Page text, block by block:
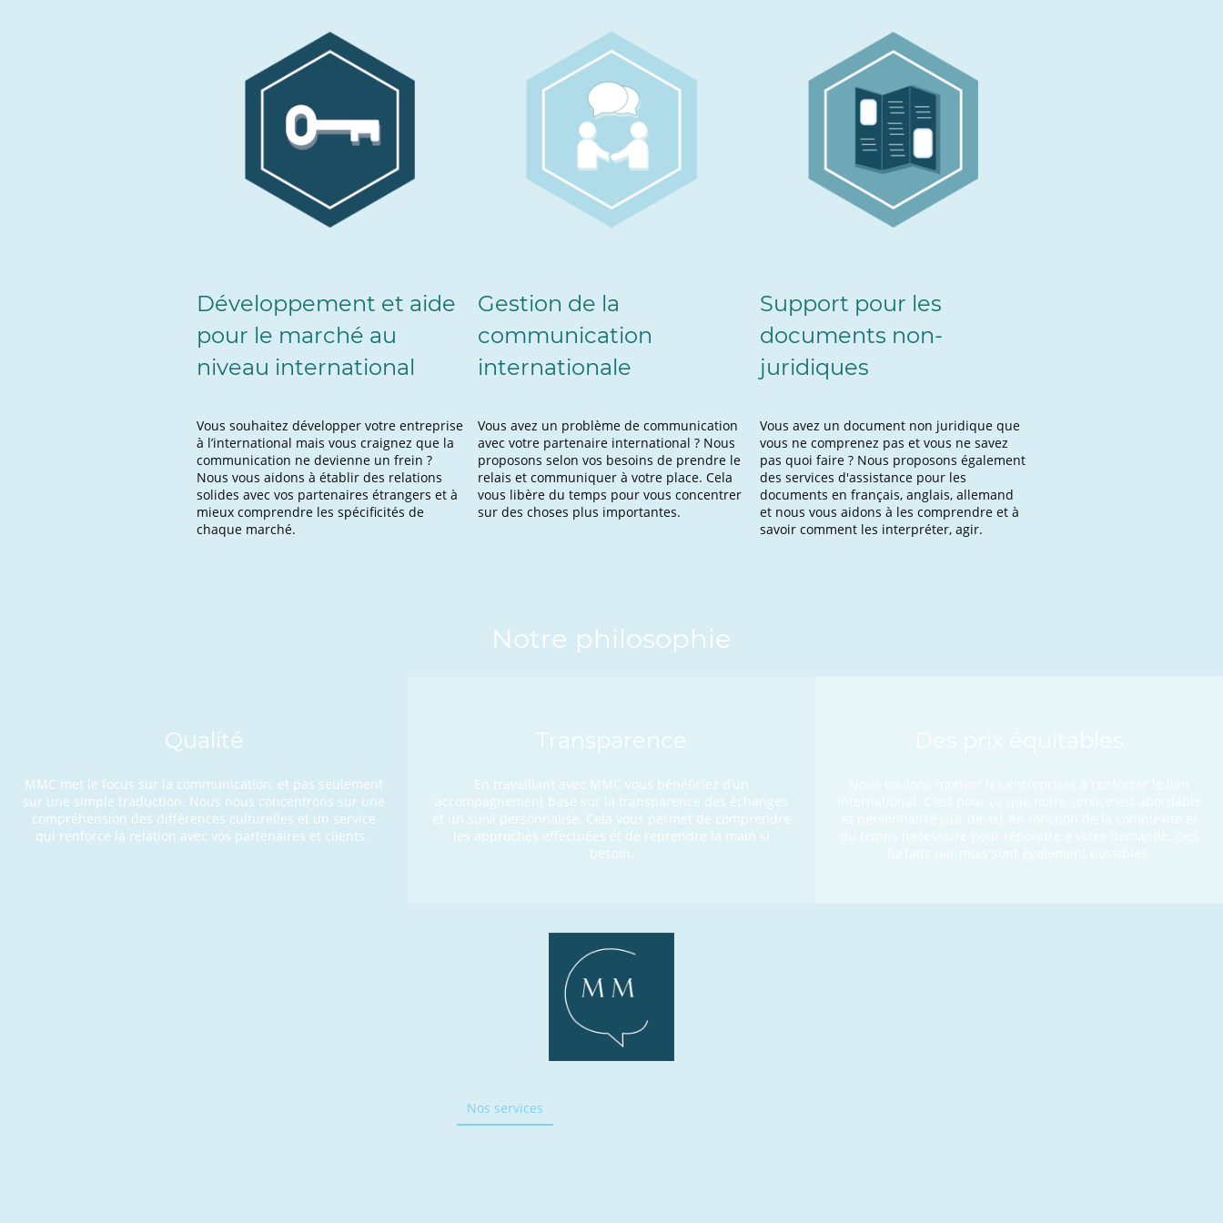
Développement et aide
pour le marché au
niveau international
Vous souhaitez développer votre entreprise
à l’international mais vous craignez que la
communication ne devienne un frein ?
Nous vous aidons à établir des relations
solides avec vos partenaires étrangers et à
mieux comprendre les spécificités de
chaque marché.
Gestion de la
communication
internationale
Vous avez un problème de communication
avec votre partenaire international ? Nous
proposons selon vos besoins de prendre le
relais et communiquer à votre place. Cela
vous libère du temps pour vous concentrer
sur des choses plus importantes.
Support pour les
documents non-
juridiques
Vous avez un document non juridique que
vous ne comprenez pas et vous ne savez
pas quoi faire ? Nous proposons également
des services d'assistance pour les
documents en français, anglais, allemand
et nous vous aidons à les comprendre et à
savoir comment les interpréter, agir.
Notre philosophie
Qualité
MMC met le focus sur la communication, et pas seulement
sur une simple traduction. Nous nous concentrons sur une
compréhension des différences culturelles et un service
qui renforce la relation avec vos partenaires et clients.
Transparence
En travaillant avec MMC vous bénéficiez d’un
accompagnement basé sur la transparence des échanges
et un suivi personnalisé. Cela vous permet de comprendre
les approches effectuées et de reprendre la main si
besoin.
Nos services